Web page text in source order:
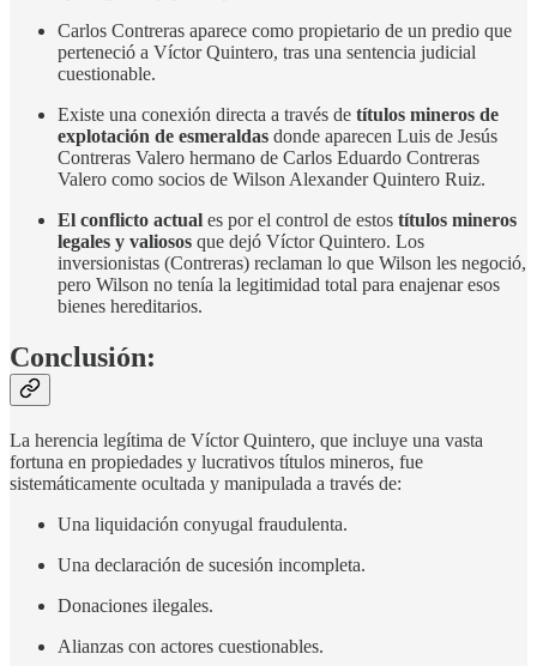
Carlos Contreras aparece como propietario de un predio que
perteneció a Víctor Quintero, tras una sentencia judicial
cuestionable.
Existe una conexión directa a través de títulos mineros de
explotación de esmeraldas donde aparecen Luis de Jesús
Contreras Valero hermano de Carlos Eduardo Contreras
Valero como socios de Wilson Alexander Quintero Ruiz.
El conflicto actual es por el control de estos títulos mineros
legales y valiosos que dejó Víctor Quintero. Los
inversionistas (Contreras) reclaman lo que Wilson les negoció,
pero Wilson no tenía la legitimidad total para enajenar esos
bienes hereditarios.
Conclusión:
La herencia legítima de Víctor Quintero, que incluye una vasta
fortuna en propiedades y lucrativos títulos mineros, fue
sistemáticamente ocultada y manipulada a través de:
Una liquidación conyugal fraudulenta.
Una declaración de sucesión incompleta.
Donaciones ilegales.
Alianzas con actores cuestionables.